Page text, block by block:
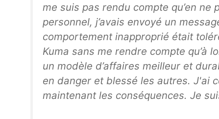
me suis pas rendu compte qu’en
personnel, j’avais envoyé un
comportement inapproprié était
Kuma sans me rendre compte qu’à
un modèle d’affaires meilleur et
en danger et blessé les autres. J'ai
maintenant les conséquences. Je